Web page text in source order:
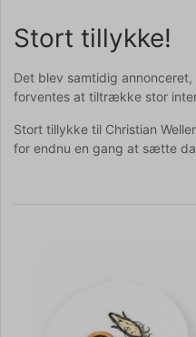
Stort tillykke!
Det blev samtidig
forventes at tiltrække stor
Stort tillykke til Christian
for endnu en gang at sætte